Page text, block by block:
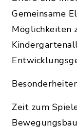
Gemeinsame
Möglichkeiten
Zeit zum